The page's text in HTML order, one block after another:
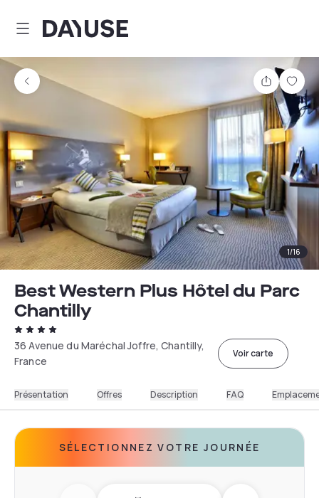
Dayuse
Partager
1/16
Best Western Plus Hôtel du Parc
Chantilly
36 Avenue du Maréchal Joffre, Chantilly,
France
Voir carte
Présentation Offres Description FAQ
SÉLECTIONNEZ VOTRE JOURNÉE